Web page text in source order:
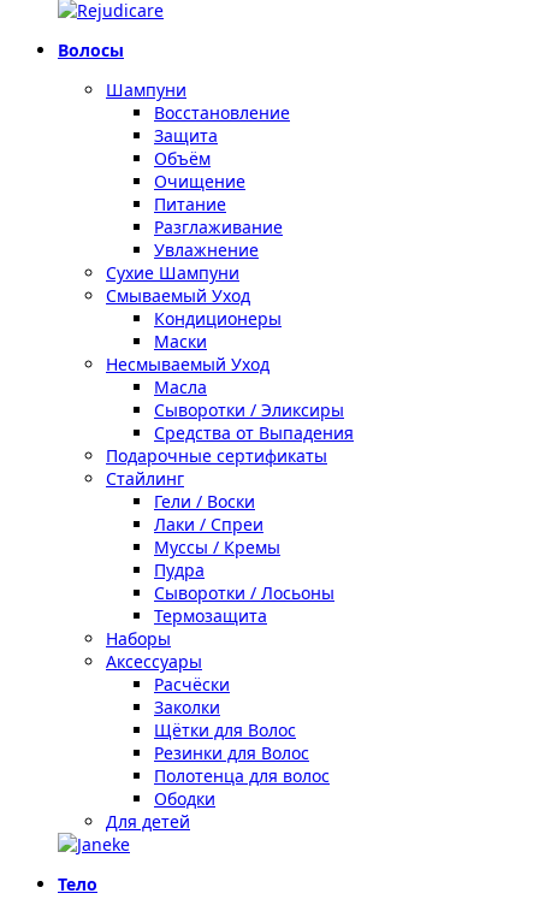
Волосы
Шампуни
Восстановление
Защита
Объём
Очищение
Питание
Разглаживание
Увлажнение
Сухие Шампуни
Смываемый Уход
Кондиционеры
Маски
Несмываемый Уход
Масла
Сыворотки / Эликсиры
Средства от Выпадения
Подарочные сертификаты
Стайлинг
Гели / Воски
Лаки / Спреи
Муссы / Кремы
Пудра
Сыворотки / Лосьоны
Термозащита
Наборы
Аксессуары
Расчёски
Заколки
Щётки для Волос
Резинки для Волос
Полотенца для волос
Ободки
Для детей
Тело